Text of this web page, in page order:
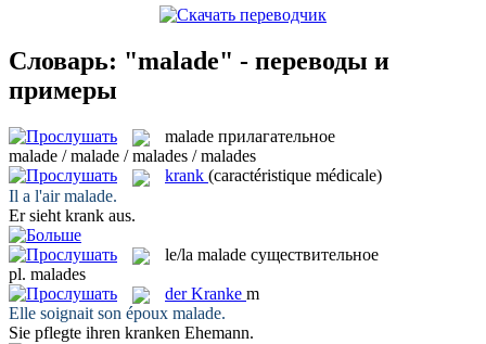
Словарь: "malade" - переводы и
примеры
malade прилагательное
malade / malade / malades / malades
krank (caractéristique médicale)
Il a l'airmalade.
Er sieht krank aus.
le/la malade существительное
pl. malades
derKranke m
Elle soignait son époux malade.
Sie pflegte ihren kranken Ehemann.